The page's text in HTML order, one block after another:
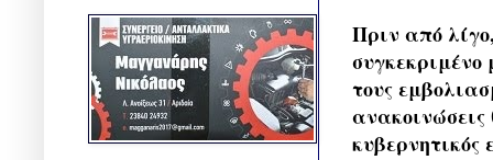
Πριν από
τους
ανακοινώσεις
κυβερνητικός